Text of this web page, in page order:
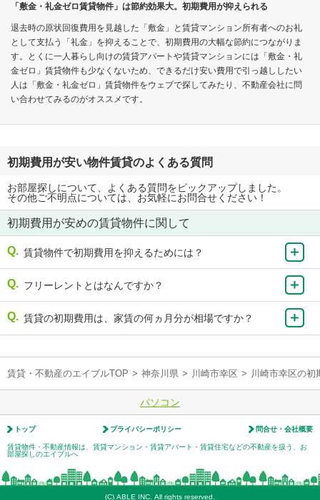
「敷金・礼金ゼロ賃貸物件」は節約効果大。初期費用が抑えられる
退去時の原状回復費用を見越した「敷金」と賃貸マンション所有者へのお礼
として支払う「礼金」を抑えることで、初期費用の大幅な節約につながりま
す。とくに一人暮らし向けの賃貸アパートや賃貸マンションには「敷金・礼
金ゼロ」賃貸物件も少なくないため、できるだけ安い費用で引っ越ししたい
人は「敷金・礼金ゼロ」賃貸物件をウェブで探してみたり、不動産会社に問
い合わせてみるのがオススメです。
初期費用が安い物件賃貸のよくある質問
お部屋探しについて、よくある質問をピックアップしました。
その他ご不明点については、お気軽にお問合せください！
初期費用が安めの賃貸物件に関して
賃貸物件で初期費用を抑えるためには？
フリーレントとはなんですか？
賃貸の初期費用は、家賃の何ヵ月分が相場ですか？
賃貸・不動産のエイブルTOP > 神奈川県 > 川崎市幸区 > 川崎市幸区の初
パソコン
トップ プライバシーポリシー 問合せ・会社概要
賃貸物件・不動産情報は、賃貸マンション・賃貸アパート・賃貸住宅などの不動産を扱う、お
部屋探しのエイブルへ
(C) ABLE INC. All rights reserved.